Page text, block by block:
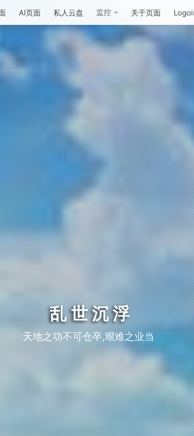
AI页面 私人云盘 监控 关于页面
乱世沉浮
天地之功不可仓卒,艰难之业当累日月